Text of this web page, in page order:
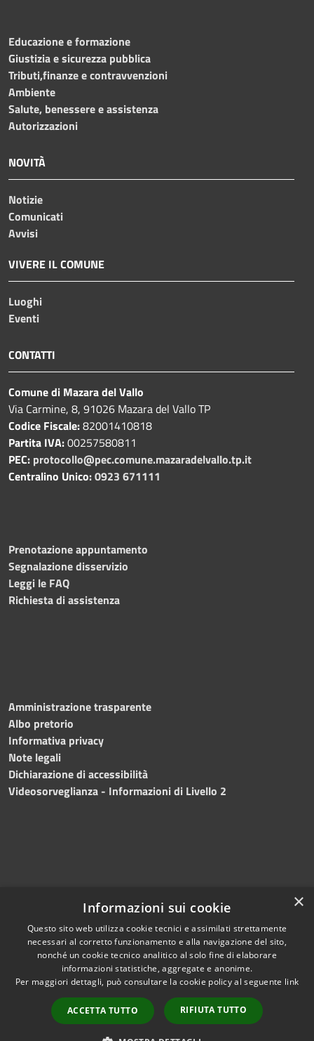
Educazione e formazione
Giustizia e sicurezza pubblica
Tributi,finanze e contravvenzioni
Ambiente
Salute, benessere e assistenza
Autorizzazioni
NOVITÀ
Notizie
Comunicati
Avvisi
VIVERE IL COMUNE
Luoghi
Eventi
CONTATTI
Comune di Mazara del Vallo
Via Carmine, 8, 91026 Mazara del Vallo TP
Codice Fiscale:82001410818
Partita IVA:00257580811
PEC: protocollo@pec.comune.mazaradelvallo.tp.it
Centralino Unico:0923 671111
Prenotazione appuntamento
Segnalazione disservizio
Leggi le FAQ
Richiesta di assistenza
Amministrazione trasparente
Albo pretorio
Informativa privacy
Note legali
Dichiarazione di accessibilità
Videosorveglianza - Informazioni di Livello 2
Accessibilità
Privacy
Mappa del sito
Copyright © 2024 •
Comune di Mazara del
Vallo• Powered
byMunicipium• Redazione
×
Informazioni sui cookie
Questo sito web utilizza cookie tecnici e assimilati strettamente
necessari al corretto funzionamento e alla navigazione del sito,
nonché un cookie tecnico analitico al solo fine di elaborare
informazioni statistiche, aggregate e anonime.
Per maggiori dettagli, può consultare la cookie policy al seguente link
ACCETTA TUTTO RIFIUTA TUTTO